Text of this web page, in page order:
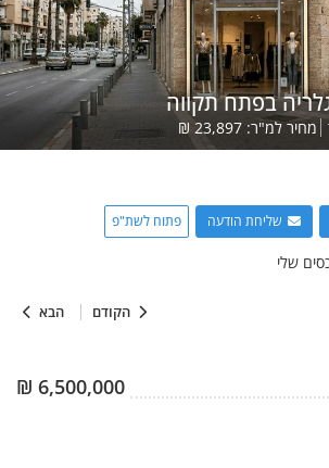
הקודם הבא
בפתח תקווה
מחיר למ"ר: 23,897
₪
שליחת הודעה פתוח לשת"פ
שלי
6,500,000
₪